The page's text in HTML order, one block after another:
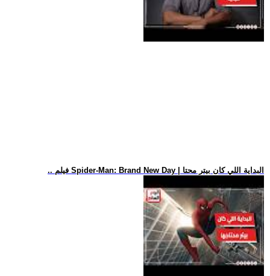
.. فيلم Spider-Man: Brand New Day | البداية اللي كان بيتر محتا